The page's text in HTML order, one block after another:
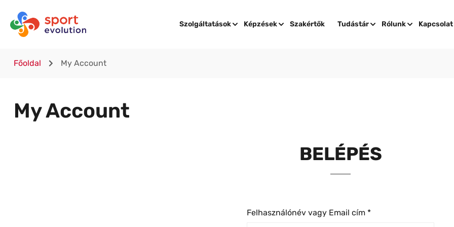
Szolgáltatások Képzések Szakértők Tudástár Rólunk Kapcsolat
Főoldal My Account
My Account
BELÉPÉS
Felhasználónév vagy Email cím *